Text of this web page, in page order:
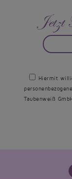
Jetzt
Hiermit
Taubenweiß